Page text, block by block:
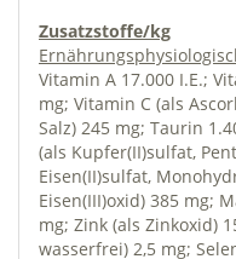
Zusatzstoffe/kg
Vitamin A 17.000 I.E.;
mg; Vitamin C (als
Salz) 245 mg; Taurin
(als Kupfer(II)sulfat,
Eisen(II)sulfat,
Eisen(III)oxid) 385 mg;
mg; Zink (als Zinkoxid)
wasserfrei) 2,5 mg;